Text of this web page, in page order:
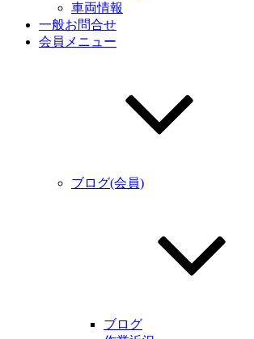
車両情報
一般お問合せ
会員メニュー
ブログ(会員)
ブログ